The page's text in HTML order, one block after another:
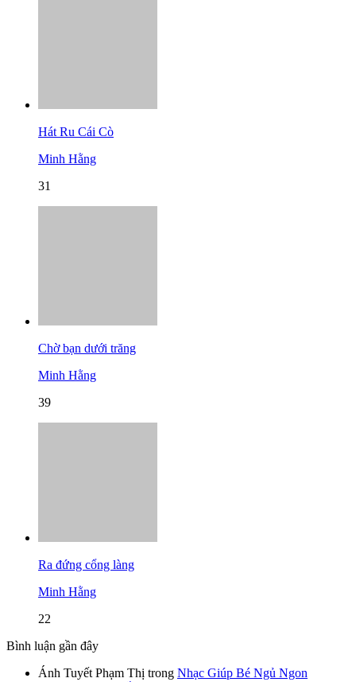
Hát Ru Cái Cò
Minh Hằng
31
Chờ bạn dưới trăng
Minh Hằng
39
Ra đứng cổng làng
Minh Hằng
22
Bình luận gần đây
Ánh Tuyết Phạm Thị trong Nhạc Giúp Bé Ngủ Ngon